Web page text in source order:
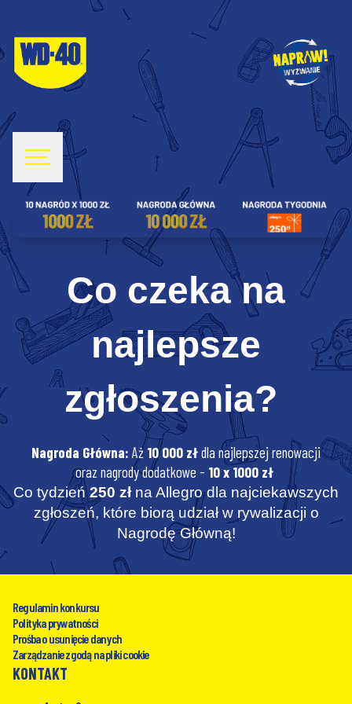
Co czeka na
najlepsze
zgłoszenia?
Nagroda Główna: Aż 10 000 złdla najlepszej renowacji
oraz nagrody dodatkowe - 10 x 1000 zł
Co tydzień 250 złna Allegro dla najciekawszych
zgłoszeń, które biorą udział w rywalizacji o
Nagrodę Główną!
Regulamin konkursu
Polityka prywatności
Prośba o usunięcie danych
Zarządzanie zgodą na pliki cookie
KONTAKT